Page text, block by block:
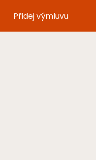
Přidej výmluvu